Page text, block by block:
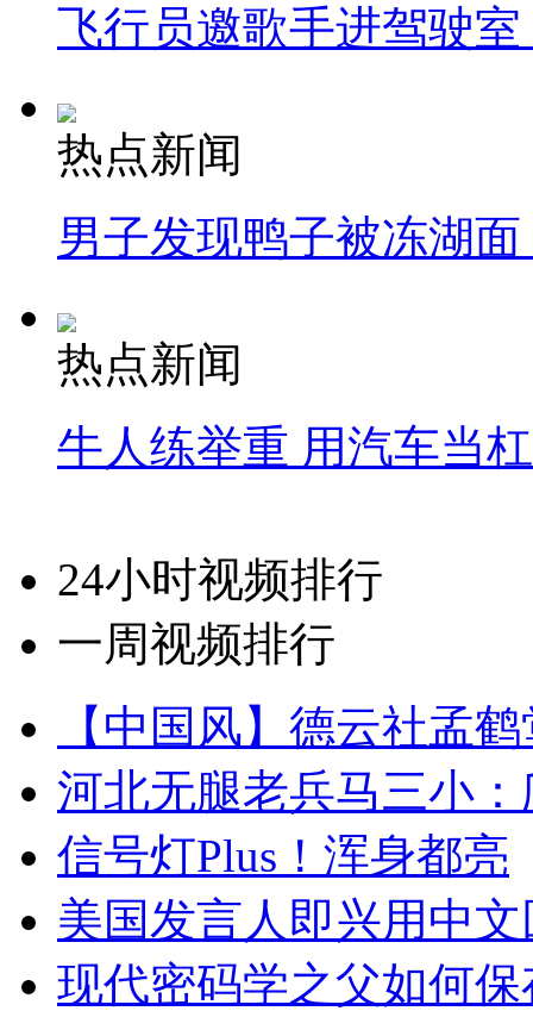
飞行员邀歌手进驾驶
热点新闻
男子发现鸭子被冻湖
热点新闻
牛人练举重 用汽车当
24小时视频排行
一周视频排行
【中国风】德云社孟
河北无腿老兵马三小
信号灯Plus！浑身都亮
美国发言人即兴用中
现代密码学之父如何